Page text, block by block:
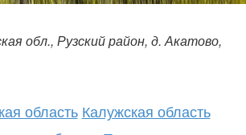
обл., Рузский район, д. Акатово,
область Калужская область